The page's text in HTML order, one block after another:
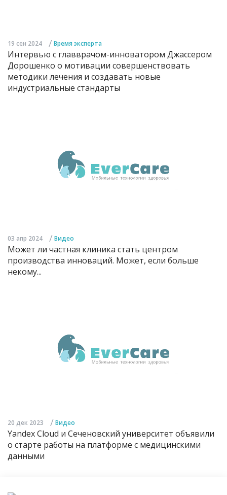
19 сен 2024 / Время эксперта
Интервью с главврачом-инноватором Джассером
Дорошенко о мотивации совершенствовать
методики лечения и создавать новые
индустриальные стандарты
03 апр 2024 / Видео
Может ли частная клиника стать центром
производства инноваций. Может, если больше
некому...
20 дек 2023 / Видео
Yandex Cloud и Сеченовский университет объявили
о старте работы на платформе с медицинскими
данными